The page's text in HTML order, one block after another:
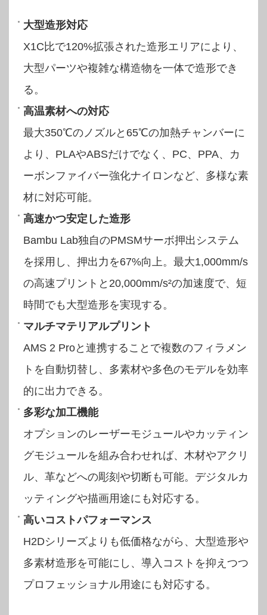
大型造形対応
X1C比で120%拡張された造形エリアにより、
大型パーツや複雑な構造物を一体で造形でき
る。
高温素材への対応
最大350℃のノズルと65℃の加熱チャンバーに
より、PLAやABSだけでなく、PC、PPA、カ
ーボンファイバー強化ナイロンなど、多様な素
材に対応可能。
高速かつ安定した造形
Bambu Lab独自のPMSMサーボ押出システム
を採用し、押出力を67%向上。最大1,000mm/s
の高速プリントと20,000mm/s²の加速度で、短
時間でも大型造形を実現する。
マルチマテリアルプリント
AMS 2 Proと連携することで複数のフィラメン
トを自動切替し、多素材や多色のモデルを効率
的に出力できる。
多彩な加工機能
オプションのレーザーモジュールやカッティン
グモジュールを組み合わせれば、木材やアクリ
ル、革などへの彫刻や切断も可能。デジタルカ
ッティングや描画用途にも対応する。
高いコストパフォーマンス
H2Dシリーズよりも低価格ながら、大型造形や
多素材造形を可能にし、導入コストを抑えつつ
プロフェッショナル用途にも対応する。